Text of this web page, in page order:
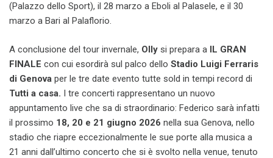
(Palazzo dello Sport), il 28 marzo a Eboli al Palasele, e il 30
marzo a Bari al Palaflorio.
A conclusione del tour invernale, Olly si prepara a IL GRAN
FINALE con cui esordirà sul palco dello Stadio Luigi Ferraris
di Genova per le tre date evento tutte sold in tempi record di
Tutti a casa. I tre concerti rappresentano un nuovo
appuntamento live che sa di straordinario: Federico sarà infatti
il prossimo 18, 20 e 21 giugno 2026 nella sua Genova, nello
stadio che riapre eccezionalmente le sue porte alla musica a
21 anni dall’ultimo concerto che si è svolto nella venue, tenuto